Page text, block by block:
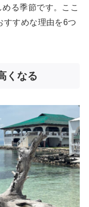
る季節です。ここ
すすめな理由を6つ
くなる